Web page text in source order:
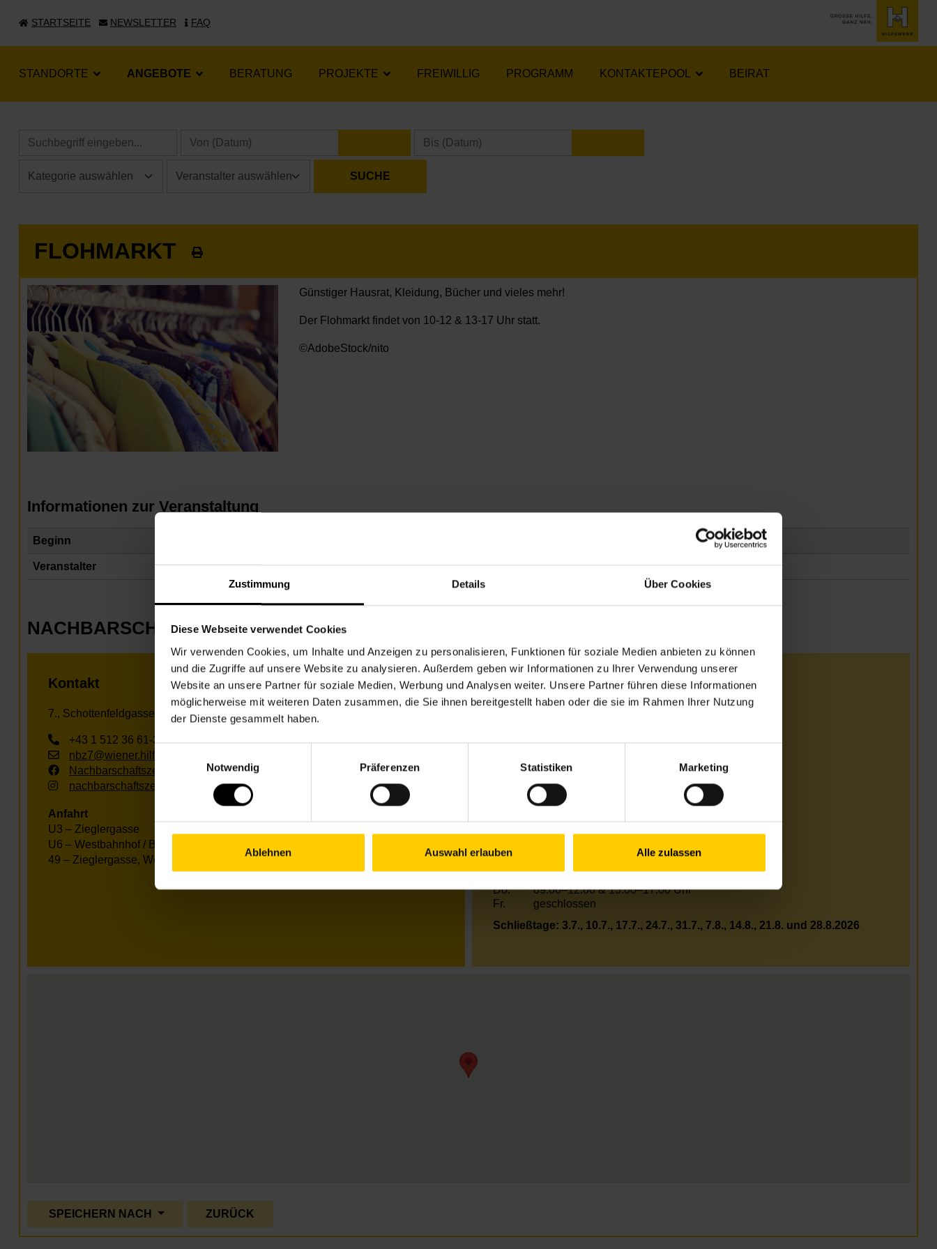
Zustimmung Details Über Cookies
Diese Webseite verwendet Cookies
Wir verwenden Cookies, um Inhalte und Anzeigen zu personalisieren, Funktionen für soziale Medien anbieten zu können
und die Zugriffe auf unsere Website zu analysieren. Außerdem geben wir Informationen zu Ihrer Verwendung unserer
Website an unsere Partner für soziale Medien, Werbung und Analysen weiter. Unsere Partner führen diese Informationen
möglicherweise mit weiteren Daten zusammen, die Sie ihnen bereitgestellt haben oder die sie im Rahmen Ihrer Nutzung
der Dienste gesammelt haben.
Einwilligungsauswahl
Notwendig
Präferenzen Statistiken Marketing
Ablehnen Auswahl erlauben Alle zulassen
STARTSEITE NEWSLETTER FAQ
STANDORTE ANGEBOTE BERATUNG PROJEKTE FREIWILLIG PROGRAMM KONTAKTEPOOL BEIRAT
KALENDER ÖFFNEN
FLOHMARKT
Günstiger Hausrat, Kleidung, Bücher und vieles mehr!
Der Flohmarkt findet von 10-12 & 13-17 Uhr statt.
©AdobeStock/nito
Informationen zur Veranstaltung
Beginn
Veranstalter Nachbarschaftszentrum 07
NACHBARSCHAFTSZENTRUM 07
Kontakt
7., Schottenfeldgasse 29, Eingang 2
+43 1 512 36 61-3350
nbz7@wiener.hilfswerk.at
Nachbarschaftszentren
nachbarschaftszentren.wien
Anfahrt
U3 – Zieglergasse
U6 – Westbahnhof / Burggasse
49 – Zieglergasse, Westbahnstr.
Öffnungszeiten Juni
(am 2. Di. im Monat bis 18.00 Uhr)
09.00–12.00 & 13.00–17.00 Uhr
10.00–12.00 Uhr
Öffnungszeiten Juli und August
Mo.
Mi.
09.00–12.00 & 13.00–17.00 Uhr
Do.
09.00–12.00 & 13.00–17.00 Uhr
Fr.
geschlossen
Schließtage: 3.7., 10.7., 17.7., 24.7., 31.7., 7.8., 14.8., 21.8. und 28.8.2026
SPEICHERN NACH ZURÜCK